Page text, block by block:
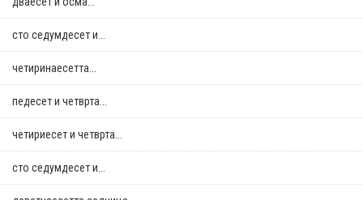
сто седумдесет и...
четиринаесетта...
педесет и четврта...
четириесет и четврта...
сто седумдесет и...